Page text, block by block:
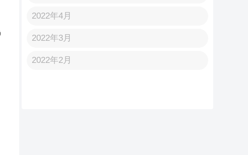
2022年4月
2022年3月
2022年2月